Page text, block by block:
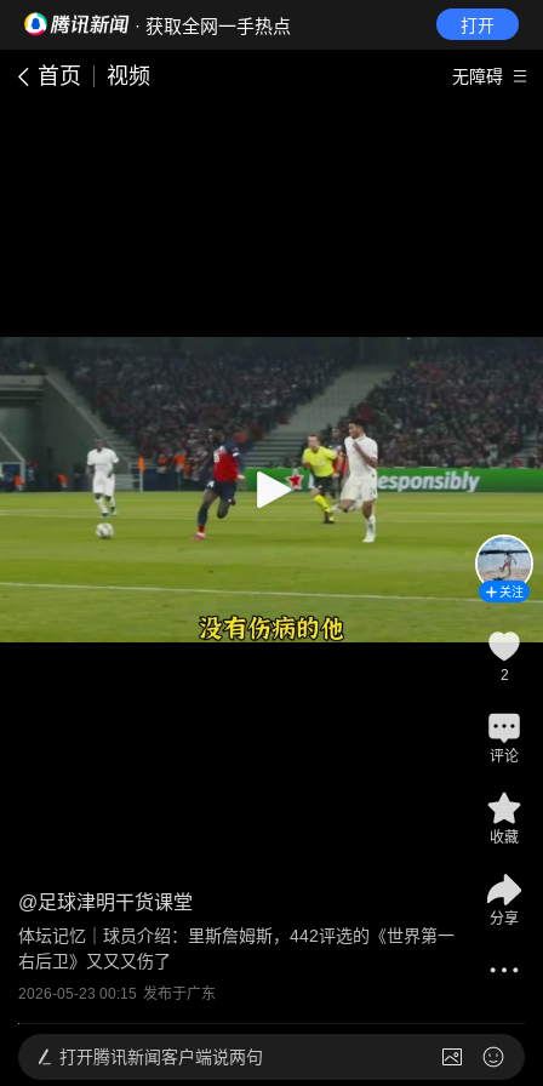
· 获取全网一手热点 打开
首页 视频 无障碍
@足球津明干货课堂
体坛记忆｜球员介绍：里斯詹姆斯，442评选的《世界第一
右后卫》又又又伤了
2026-05-23 00:15 发布于广东
关注
2
评论
收藏
分享
打开腾讯新闻客户端说两句